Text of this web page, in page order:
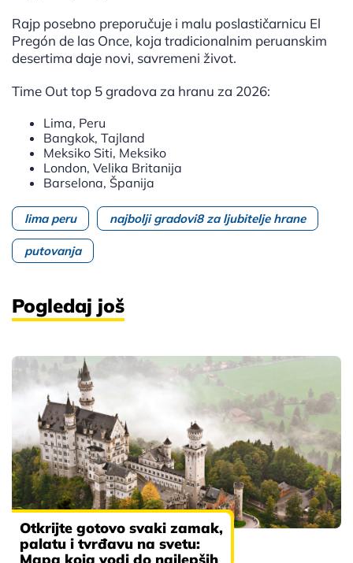
Rajp posebno preporučuje i malu poslastičarnicu El
Pregón de las Once, koja tradicionalnim peruanskim
desertima daje novi, savremeni život.
Time Out top 5 gradova za hranu za 2026:
Lima, Peru
Bangkok, Tajland
Meksiko Siti, Meksiko
London, Velika Britanija
Barselona, Španija
lima peru najbolji gradovi8 za ljubitelje hrane
putovanja
Pogledaj još
Otkrijte gotovo svaki zamak,
palatu i tvrđavu na svetu:
Mapa koja vodi do najlepših